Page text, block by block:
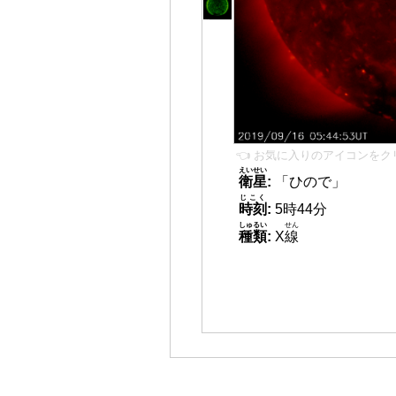
👈 お気に入りのアイコンをク
衛星
えいせい
:
「ひので」
時刻
じこく
: 5時44分
種類
しゅるい
: X線
せん